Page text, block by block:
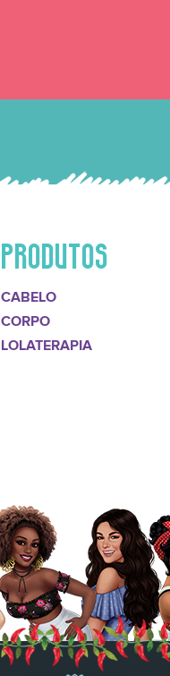
PRODUTOS
CABELO
CORPO
LOLATERAPIA